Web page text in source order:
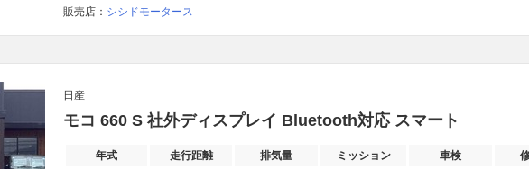
販売店： シシドモータース
日産
モコ 660 S 社外ディスプレイ Bluetooth対応 スマート
年式 走行距離 排気量 ミッション 車検